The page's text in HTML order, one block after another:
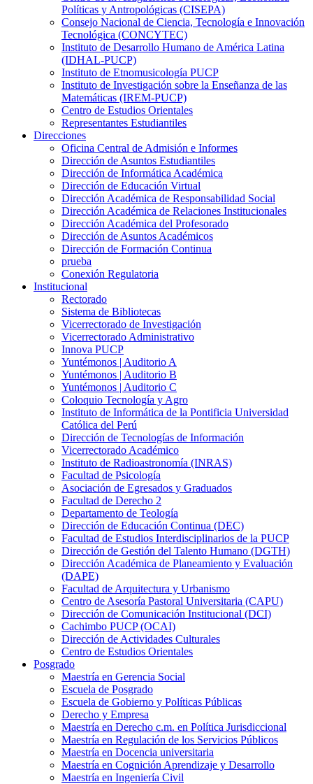
Políticas y Antropológicas (CISEPA)
Consejo Nacional de Ciencia, Tecnología e Innovación
Tecnológica (CONCYTEC)
Instituto de Desarrollo Humano de América Latina
(IDHAL-PUCP)
Instituto de Etnomusicología PUCP
Instituto de Investigación sobre la Enseñanza de las
Matemáticas (IREM-PUCP)
Centro de Estudios Orientales
Representantes Estudiantiles
Direcciones
Oficina Central de Admisión e Informes
Dirección de Asuntos Estudiantiles
Dirección de Informática Académica
Dirección de Educación Virtual
Dirección Académica de Responsabilidad Social
Dirección Académica de Relaciones Institucionales
Dirección Académica del Profesorado
Dirección de Asuntos Académicos
Dirección de Formación Continua
prueba
Conexión Regulatoria
Institucional
Rectorado
Sistema de Bibliotecas
Vicerrectorado de Investigación
Vicerrectorado Administrativo
Innova PUCP
Yuntémonos | Auditorio A
Yuntémonos | Auditorio B
Yuntémonos | Auditorio C
Coloquio Tecnología y Agro
Instituto de Informática de la Pontificia Universidad
Católica del Perú
Dirección de Tecnologías de Información
Vicerrectorado Académico
Instituto de Radioastronomía (INRAS)
Facultad de Psicología
Asociación de Egresados y Graduados
Facultad de Derecho 2
Departamento de Teología
Dirección de Educación Continua (DEC)
Facultad de Estudios Interdisciplinarios de la PUCP
Dirección de Gestión del Talento Humano (DGTH)
Dirección Académica de Planeamiento y Evaluación
(DAPE)
Facultad de Arquitectura y Urbanismo
Centro de Asesoría Pastoral Universitaria (CAPU)
Dirección de Comunicación Institucional (DCI)
Cachimbo PUCP (OCAI)
Dirección de Actividades Culturales
Centro de Estudios Orientales
Posgrado
Maestría en Gerencia Social
Escuela de Posgrado
Escuela de Gobierno y Políticas Públicas
Derecho y Empresa
Maestría en Derecho c.m. en Política Jurisdiccional
Maestría en Regulación de los Servicios Públicos
Maestría en Docencia universitaria
Maestría en Cognición Aprendizaje y Desarrollo
Maestría en Ingeniería Civil